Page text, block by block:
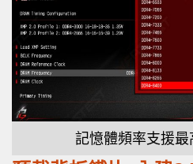
記憶體頻率支援最